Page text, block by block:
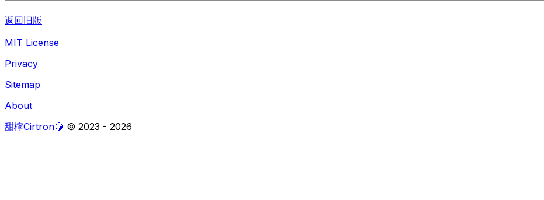
返回旧版
MIT License
Privacy
Sitemap
About
甜檸Cirtron🍋 © 2023 - 2026